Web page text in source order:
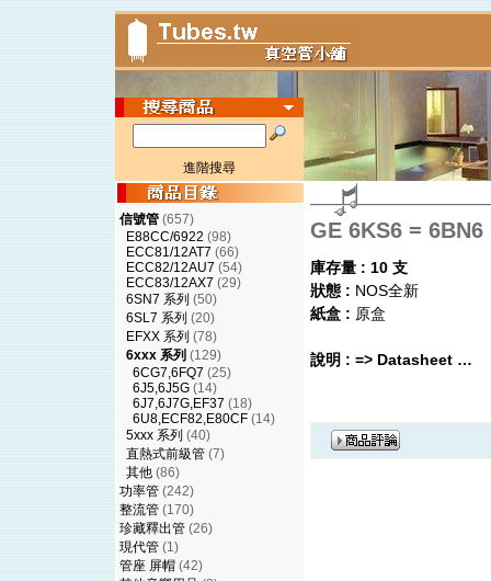
進階搜尋
信號管 (657)
E88CC/6922 (98)
ECC81/12AT7 (66)
ECC82/12AU7 (54)
ECC83/12AX7 (29)
6SN7 系列 (50)
6SL7 系列 (20)
EFXX 系列 (78)
6xxx 系列 (129)
6CG7,6FQ7 (25)
6J5,6J5G (14)
6J7,6J7G,EF37 (18)
6U8,ECF82,E80CF (14)
5xxx 系列 (40)
直熱式前級管 (7)
其他 (86)
功率管 (242)
整流管 (170)
珍藏釋出管 (26)
現代管 (1)
管座 屏帽 (42)
GE 6KS6 =
庫存量 : 10 支
狀態 : NOS全新
紙盒 : 原盒
說明 : => Datasheet …